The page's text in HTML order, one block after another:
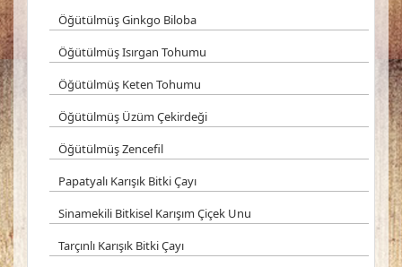
Öğütülmüş Ginkgo Biloba
Öğütülmüş Isırgan Tohumu
Öğütülmüş Keten Tohumu
Öğütülmüş Üzüm Çekirdeği
Öğütülmüş Zencefil
Papatyalı Karışık Bitki Çayı
Sinamekili Bitkisel Karışım Çiçek Unu
Tarçınlı Karışık Bitki Çayı